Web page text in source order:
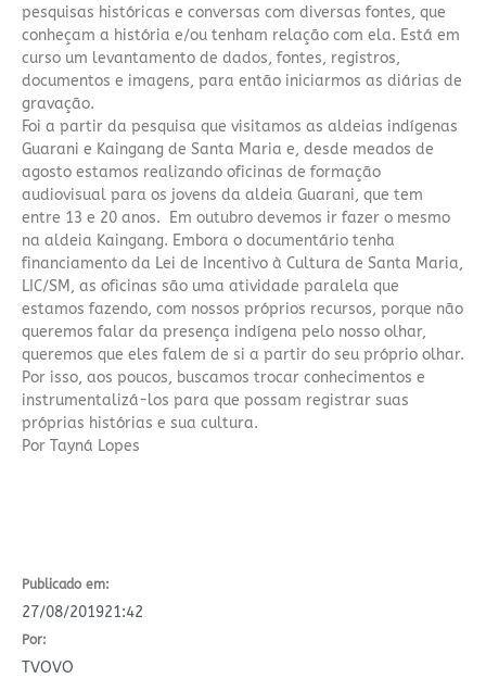
pesquisas históricas e conversas com diversas fontes, que
conheçam a história e/ou tenham relação com ela. Está em
curso um levantamento de dados, fontes, registros,
documentos e imagens, para então iniciarmos as diárias de
gravação.
Foi a partir da pesquisa que visitamos as aldeias indígenas
Guarani e Kaingang de Santa Maria e, desde meados de
agosto estamos realizando oficinas de formação
audiovisual para os jovens da aldeia Guarani, que tem
entre 13 e 20 anos. Em outubro devemos ir fazer o mesmo
na aldeia Kaingang. Embora o documentário tenha
financiamento da Lei de Incentivo à Cultura de Santa Maria,
LIC/SM, as oficinas são uma atividade paralela que
estamos fazendo, com nossos próprios recursos, porque não
queremos falar da presença indígena pelo nosso olhar,
queremos que eles falem de si a partir do seu próprio olhar.
Por isso, aos poucos, buscamos trocar conhecimentos e
instrumentalizá-los para que possam registrar suas
próprias histórias e sua cultura.
Por Tayná Lopes
Publicado em:
27/08/201921:42
Por:
TVOVO